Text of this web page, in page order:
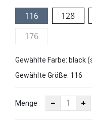
116 128
176
Gewählte Farbe: black
Gewählte Größe: 116
Menge